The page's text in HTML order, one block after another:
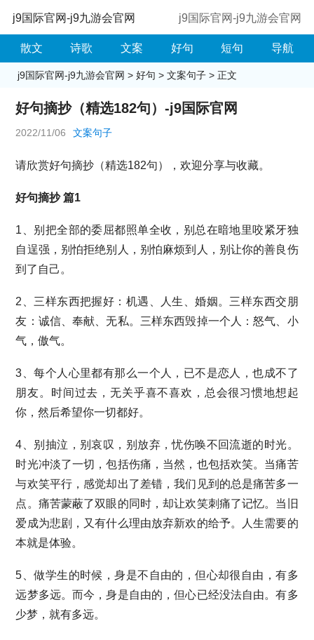
j9国际官网-j9九游会官网 j9国际官网-j9九游会官网
散文 诗歌 文案 好句 短句 导航
j9国际官网-j9九游会官网 > 好句 > 文案句子> 正文
好句摘抄（精选182句）-j9国际官网
2022/11/06 文案句子
请欣赏好句摘抄（精选182句），欢迎分享与收藏。
好句摘抄 篇1
1、别把全部的委屈都照单全收，别总在暗地里咬紧牙独
自逞强，别怕拒绝别人，别怕麻烦到人，别让你的善良伤
到了自己。
2、三样东西把握好：机遇、人生、婚姻。三样东西交朋
友：诚信、奉献、无私。三样东西毁掉一个人：怒气、小
气，傲气。
3、每个人心里都有那么一个人，已不是恋人，也成不了
朋友。时间过去，无关乎喜不喜欢，总会很习惯地想起
你，然后希望你一切都好。
4、别抽泣，别哀叹，别放弃，忧伤唤不回流逝的时光。
时光冲淡了一切，包括伤痛，当然，也包括欢笑。当痛苦
与欢笑平行，感觉却出了差错，我们见到的总是痛苦多一
点。痛苦蒙蔽了双眼的同时，却让欢笑刺痛了记忆。当旧
爱成为悲剧，又有什么理由放弃新欢的给予。人生需要的
本就是体验。
5、做学生的时候，身是不自由的，但心却很自由，有多
远梦多远。而今，身是自由的，但心已经没法自由。有多
少梦，就有多远。